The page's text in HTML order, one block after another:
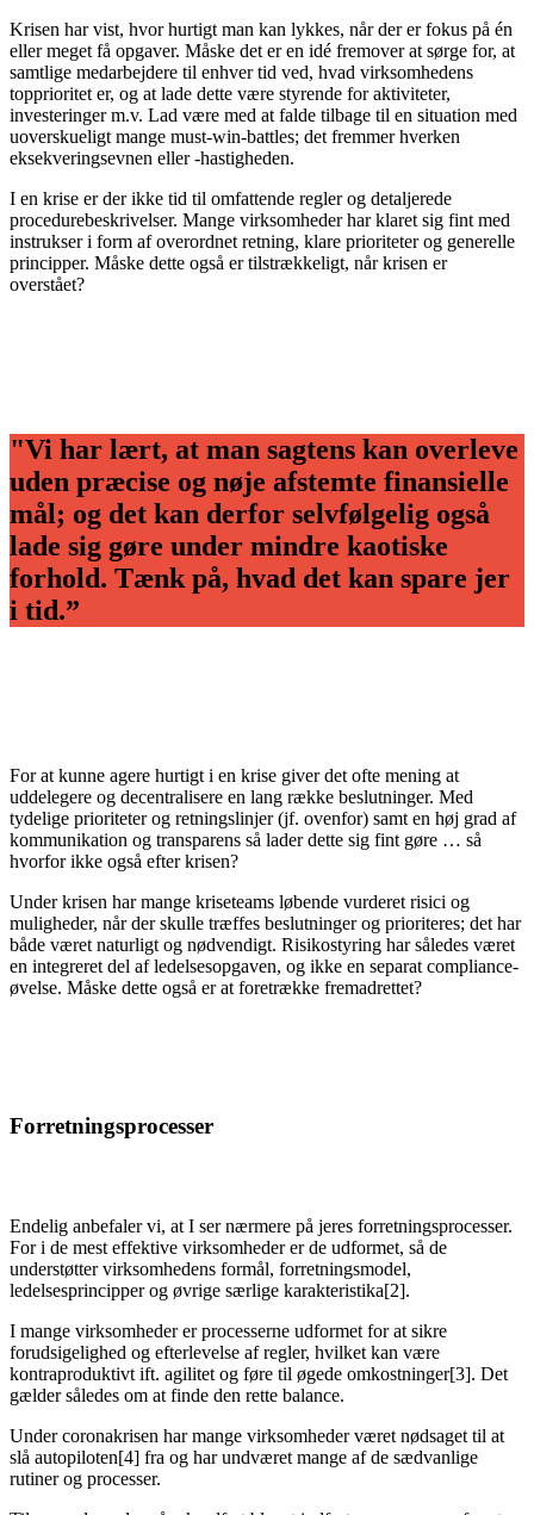
Krisen har vist, hvor hurtigt man kan lykkes, når der er fokus på én
eller meget få opgaver. Måske det er en idé fremover at sørge for, at
samtlige medarbejdere til enhver tid ved, hvad virksomhedens
topprioritet er, og at lade dette være styrende for aktiviteter,
investeringer m.v. Lad være med at falde tilbage til en situation med
uoverskueligt mange must-win-battles; det fremmer hverken
eksekveringsevnen eller -hastigheden.
I en krise er der ikke tid til omfattende regler og detaljerede
procedurebeskrivelser. Mange virksomheder har klaret sig fint med
instrukser i form af overordnet retning, klare prioriteter og generelle
principper. Måske dette også er tilstrækkeligt, når krisen er
overstået?
"Vi har lært, at man sagtens kan overleve
uden præcise og nøje afstemte finansielle
mål; og det kan derfor selvfølgelig også
lade sig gøre under mindre kaotiske
forhold. Tænk på, hvad det kan spare jer
i tid.”
For at kunne agere hurtigt i en krise giver det ofte mening at
uddelegere og decentralisere en lang række beslutninger. Med
tydelige prioriteter og retningslinjer (jf. ovenfor) samt en høj grad af
kommunikation og transparens så lader dette sig fint gøre … så
hvorfor ikke også efter krisen?
Under krisen har mange kriseteams løbende vurderet risici og
muligheder, når der skulle træffes beslutninger og prioriteres; det har
både været naturligt og nødvendigt. Risiko­styring har således været
en integreret del af ledelsesopgaven, og ikke en separat compliance-
øvelse. Måske dette også er at foretrække fremadrettet?
Forretningsprocesser
Endelig anbefaler vi, at I ser nærmere på jeres forretningsprocesser.
For i de mest effektive virksomheder er de udformet, så de
understøtter virksomhedens formål, forretningsmodel,
ledelsesprincipper og øvrige særlige karakteristika[2].
I mange virksomheder er processerne udformet for at sikre
forudsigelighed og efterlevelse af regler, hvilket kan være
kontraproduktivt ift. agilitet og føre til øgede omkostninger[3]. Det
gælder således om at finde den rette balance.
Under coronakrisen har mange virksomheder været nødsaget til at
slå autopiloten[4] fra og har undværet mange af de sædvanlige
rutiner og processer.